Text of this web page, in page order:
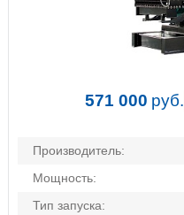
571 000 руб.
Производитель:
Мощность:
Тип запуска: